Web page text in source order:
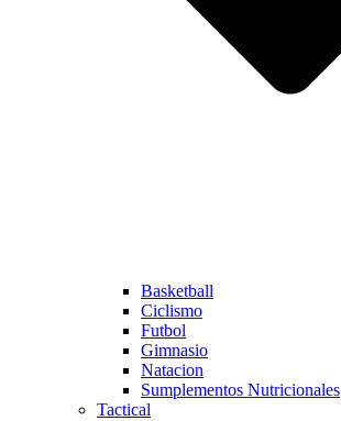
Basketball
Ciclismo
Futbol
Gimnasio
Natacion
Sumplementos Nutricionales
Tactical